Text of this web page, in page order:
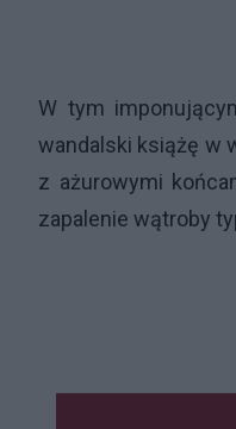
W tym
wandalski książę w
z ażurowymi
zapalenie wątroby